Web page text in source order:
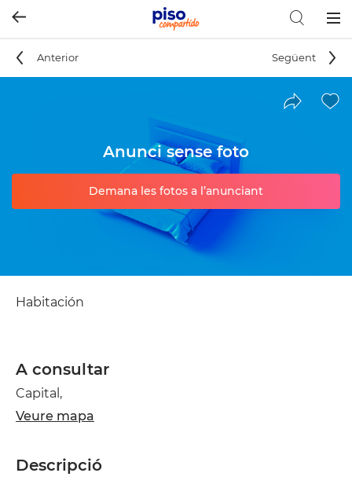
Anterior Següent
Anunci sense foto
Demana les fotos a l’anunciant
Habitación
A consultar
Capital,
Veure mapa
Descripció